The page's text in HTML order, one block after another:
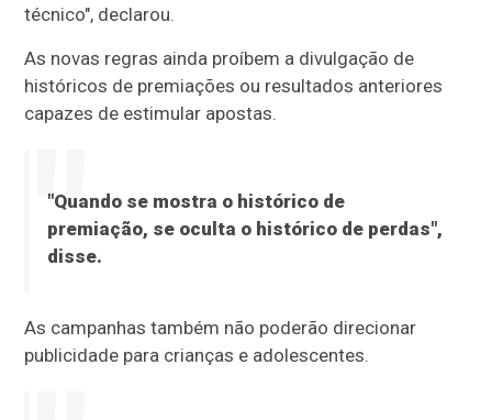
técnico", declarou.
As novas regras ainda proíbem a divulgação de
históricos de premiações ou resultados anteriores
capazes de estimular apostas.
"Quando se mostra o histórico de
premiação, se oculta o histórico de perdas",
disse.
As campanhas também não poderão direcionar
publicidade para crianças e adolescentes.